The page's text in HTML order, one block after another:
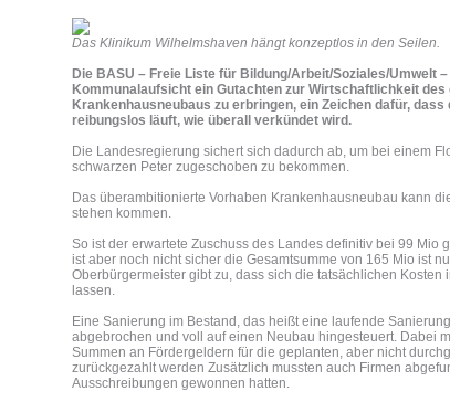
Das Klinikum Wilhelmshaven hängt konzeptlos in den Seilen.
Die BASU – Freie Liste für Bildung/Arbeit/Soziales/Umwelt
Kommunalaufsicht ein Gutachten zur Wirtschaftlichkeit des
Krankenhausneubaus zu erbringen, ein Zeichen dafür,
reibungslos läuft, wie überall verkündet wird.
Die Landesregierung sichert sich dadurch ab, um bei einem
schwarzen Peter zugeschoben zu bekommen.
Das überambitionierte Vorhaben Krankenhausneubau kann
stehen kommen.
So ist der erwartete Zuschuss des Landes definitiv bei 99 Mio
ist aber noch nicht sicher die Gesamtsumme von 165 Mio ist
Oberbürgermeister gibt zu, dass sich die tatsächlichen Kosten
lassen.
Eine Sanierung im Bestand, das heißt eine laufende
abgebrochen und voll auf einen Neubau hingesteuert. Dabei
Summen an Fördergeldern für die geplanten, aber nicht
zurückgezahlt werden Zusätzlich mussten auch Firmen
Ausschreibungen gewonnen hatten.